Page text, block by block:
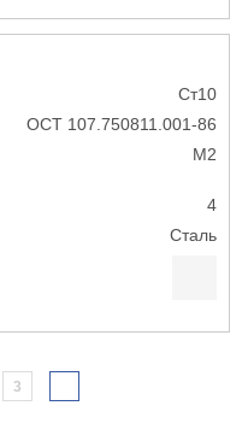
Ст10
ОСТ 107.750811.001-86
М2
4
Сталь
3